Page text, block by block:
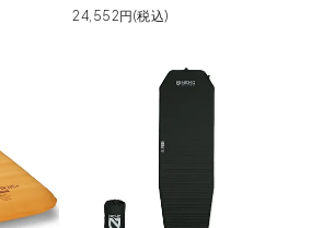
24,552円(税込)